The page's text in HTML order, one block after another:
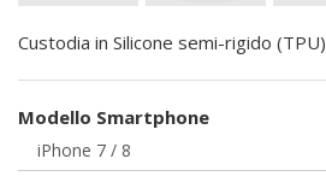
Custodia in Silicone semi-rigido (TPU)
Modello Smartphone